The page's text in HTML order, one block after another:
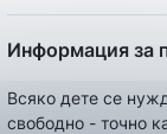
Информация за
Всяко дете се
свободно - точно